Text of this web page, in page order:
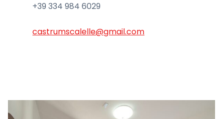
+39 334 984 6029
castrumscalelle@gmail.com